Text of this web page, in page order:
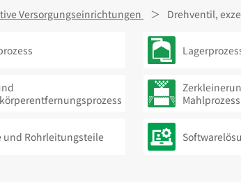
Versorgungseinrichtungen Drehventil,
Mahlprozess
und Rohrleitungsteile